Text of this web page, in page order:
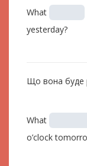
What
yesterday?
Що вона буде
What
o’clock